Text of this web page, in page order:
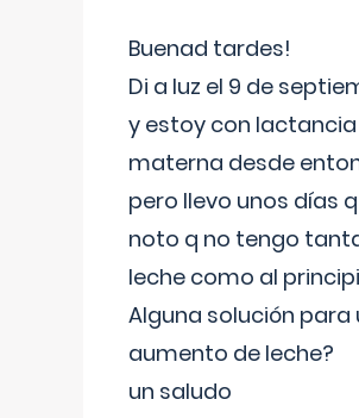
Buenad tardes!
Di a luz el 9 de
y estoy con lactancia
materna desde
pero llevo unos días q
noto q no tengo
leche como al
Alguna solución para
aumento de leche?
un saludo